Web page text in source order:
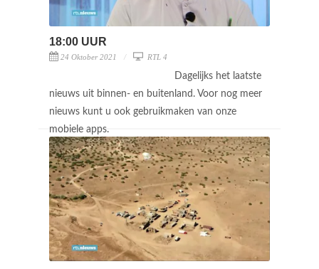
18:00 UUR
24 Oktober 2021 RTL 4
Dagelijks het laatste
nieuws uit binnen- en buitenland. Voor nog meer
nieuws kunt u ook gebruikmaken van onze
mobiele apps.